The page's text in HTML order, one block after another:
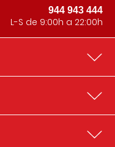
944 943 444
L-S de 9:00h a 22:00h